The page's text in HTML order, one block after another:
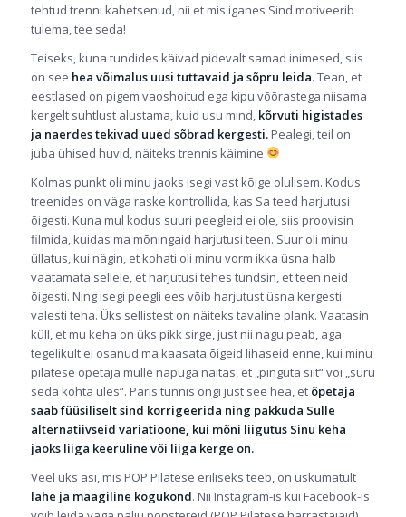
tehtud trenni kahetsenud, nii et mis iganes Sind motiveerib
tulema, tee seda!
Teiseks, kuna tundides käivad pidevalt samad inimesed, siis
on see hea võimalus uusi tuttavaid ja sõpru leida. Tean, et
eestlased on pigem vaoshoitud ega kipu võõrastega niisama
kergelt suhtlust alustama, kuid usu mind, kõrvuti higistades
ja naerdes tekivad uued sõbrad kergesti.Pealegi, teil on
juba ühised huvid, näiteks trennis käimine
Kolmas punkt oli minu jaoks isegi vast kõige olulisem. Kodus
treenides on väga raske kontrollida, kas Sa teed harjutusi
õigesti. Kuna mul kodus suuri peegleid ei ole, siis proovisin
filmida, kuidas ma mõningaid harjutusi teen. Suur oli minu
üllatus, kui nägin, et kohati oli minu vorm ikka üsna halb
vaatamata sellele, et harjutusi tehes tundsin, et teen neid
õigesti. Ning isegi peegli ees võib harjutust üsna kergesti
valesti teha. Üks sellistest on näiteks tavaline plank. Vaatasin
küll, et mu keha on üks pikk sirge, just nii nagu peab, aga
tegelikult ei osanud ma kaasata õigeid lihaseid enne, kui minu
pilatese õpetaja mulle näpuga näitas, et „pinguta siit“ või „suru
seda kohta üles“. Päris tunnis ongi just see hea, et õpetaja
saab füüsiliselt sind korrigeerida ning pakkuda Sulle
alternatiivseid variatioone, kui mõni liigutus Sinu keha
jaoks liiga keeruline või liiga kerge on.
Veel üks asi, mis POP Pilatese eriliseks teeb, on uskumatult
lahe ja maagiline kogukond. Nii Instagram-is kui Facebook-is